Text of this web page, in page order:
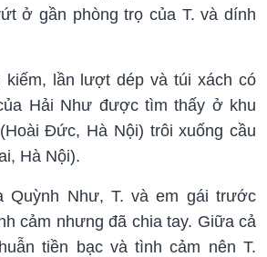
ở gần phòng trọ của T. và dính
kiếm, lần lượt dép và túi xách có
Hải Như được tìm thấy ở khu
Đức, Hà Nội) trôi xuống cầu
Hà Nội).
Quỳnh Như, T. và em gái trước
cảm nhưng đã chia tay. Giữa cả
tiền bạc và tình cảm nên T.